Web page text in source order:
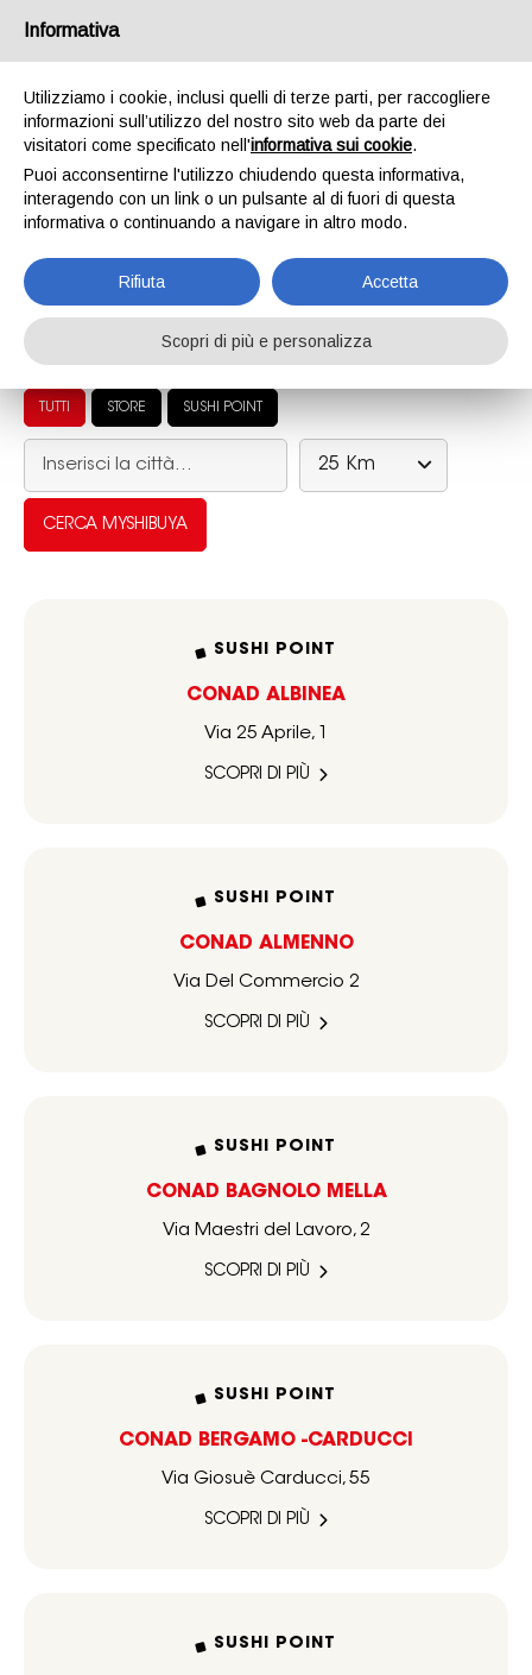
PUNTI VENDITA
Trova il MyShibuya più vicino a te. 4 store diretti tra
Reggio Emilia, Rubiera e Modena per takeaway, delivery
e consumo in store. Sushi Point nei supermercati e nelle
attività convenzionate per un ritiro rapido, ogni giorno.
Usa la mappa o filtra per store e Sushi Point.
TUTTI STORE SUSHI POINT
25 Km
SUSHI POINT
CONAD ALBINEA
Via 25 Aprile, 1
SCOPRI DI PIÙ
SUSHI POINT
CONAD ALMENNO
Via Del Commercio 2
SCOPRI DI PIÙ
SUSHI POINT
CONAD BAGNOLO MELLA
Via Maestri del Lavoro, 2
SCOPRI DI PIÙ
SUSHI POINT
CONAD BERGAMO -CARDUCCI
Via Giosuè Carducci, 55
SCOPRI DI PIÙ
SUSHI POINT
Informativa
Utilizziamo i cookie, inclusi quelli di terze parti, per raccogliere
informazioni sull’utilizzo del nostro sito web da parte dei
visitatori come specificato nell'informativa sui cookie.
Puoi acconsentirne l'utilizzo chiudendo questa informativa,
interagendo con un link o un pulsante al di fuori di questa
informativa o continuando a navigare in altro modo.
Rifiuta Accetta
Scopri di più e personalizza